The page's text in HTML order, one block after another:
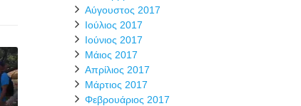
Αύγουστος 2017
Ιούλιος 2017
Ιούνιος 2017
Μάιος 2017
Απρίλιος 2017
Μάρτιος 2017
Φεβρουάριος 2017